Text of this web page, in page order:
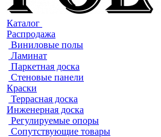
Каталог
Распродажа
Виниловые полы
Ламинат
Паркетная доска
Стеновые панели
Краски
Террасная доска
Инженерная доска
Регулируемые опоры
Сопутствующие товары